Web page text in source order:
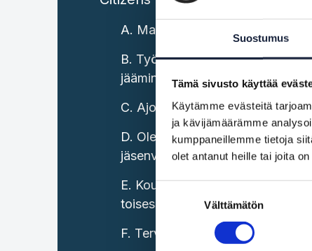
Suostumus
Tämä sivusto käyttää
Käytämme evästeitä
ja kävijämäärämme
kumppaneillemme tietoja
olet antanut heille tai joita
Suostumuksen
valinta
Välttämätön
A. Matkustaminen unionissa
B. Työskentely ja eläkkeelle
jääminen unionissa
C. Ajoneuvot unionissa
D. Oleskelu toisessa
jäsenvaltiossa
E. Koulutus tai harjoittelu
toisessa jäsenvaltiossa
F. Terveydenhuolto